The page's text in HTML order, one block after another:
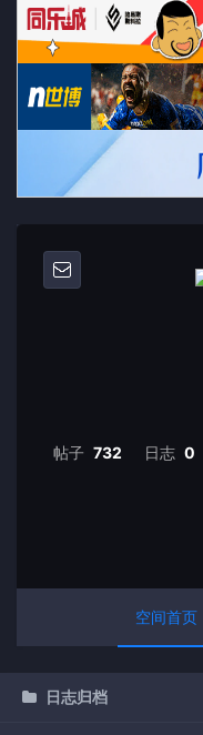
帖子 732 日志 0
空间首页
日志归档